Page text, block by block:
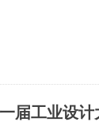
届工业设